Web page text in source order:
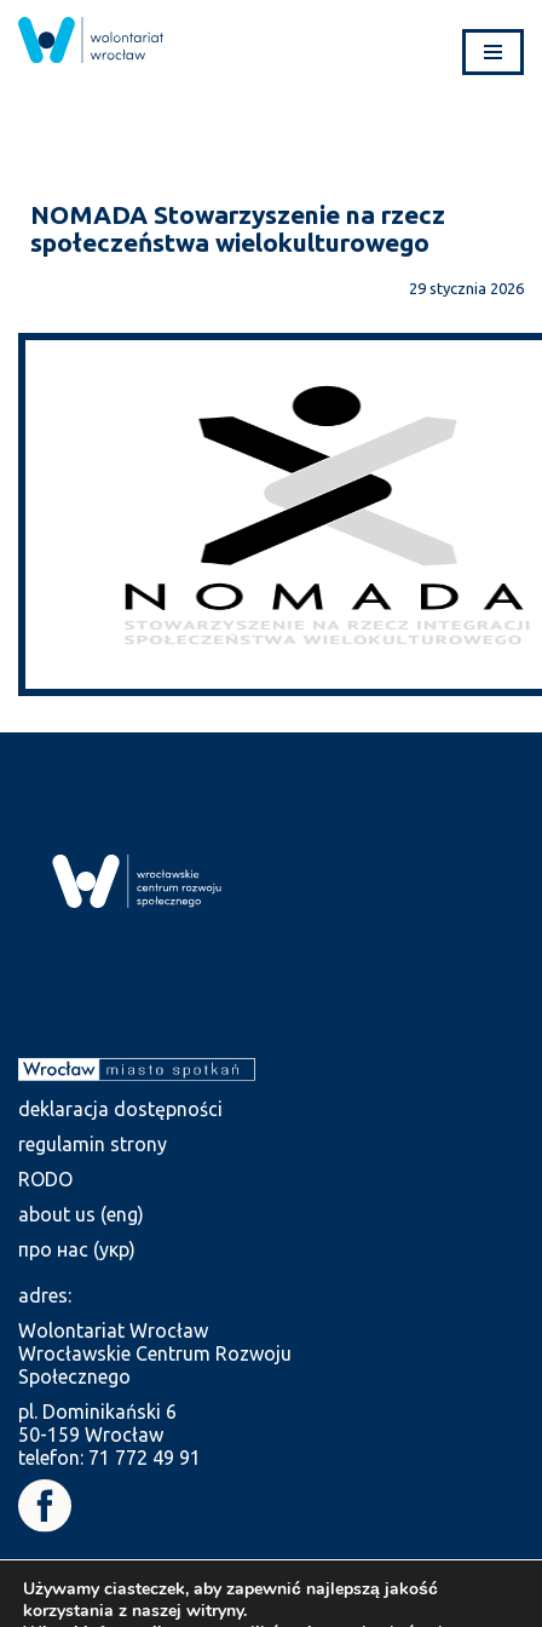
Przejdź
NOMADA Stowarzyszenie na rzecz
społeczeństwa wielokulturowego
29 stycznia 2026
deklaracja dostępności
regulamin strony
RODO
about us (eng)
про нас (укр)
adres:
Wolontariat Wrocław
Wrocławskie Centrum Rozwoju
Społecznego
pl. Dominikański 6
50-159 Wrocław
telefon: 71 772 49 91
Używamy ciasteczek, aby zapewnić najlepszą jakość
korzystania z naszej witryny.